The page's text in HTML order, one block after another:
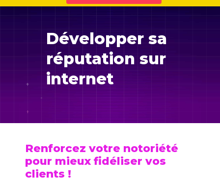
Développer sa
réputation sur
internet
Renforcez votre notoriété
pour mieux fidéliser vos
clients !